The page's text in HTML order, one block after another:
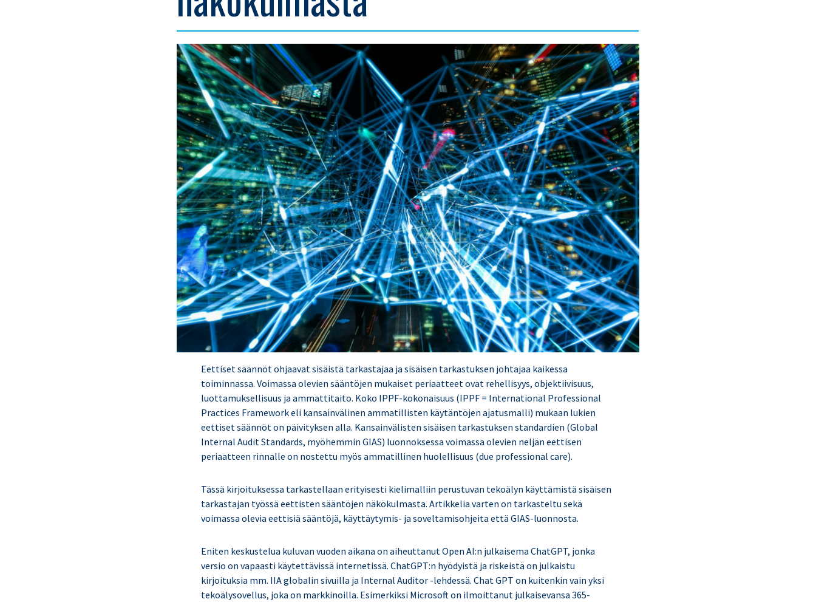
Eettiset säännöt ohjaavat sisäistä tarkastajaa ja sisäisen tarkastuksen johtajaa kaikessa
toiminnassa. Voimassa olevien sääntöjen mukaiset periaatteet ovat rehellisyys, objektiivisuus,
luottamuksellisuus ja ammattitaito. Koko IPPF-kokonaisuus (IPPF = International Professional
Practices Framework eli kansainvälinen ammatillisten käytäntöjen ajatusmalli) mukaan lukien
eettiset säännöt on päivityksen alla. Kansainvälisten sisäisen tarkastuksen standardien (Global
Internal Audit Standards, myöhemmin GIAS) luonnoksessa voimassa olevien neljän eettisen
periaatteen rinnalle on nostettu myös ammatillinen huolellisuus (due professional care).
Tässä kirjoituksessa tarkastellaan erityisesti kielimalliin perustuvan tekoälyn käyttämistä sisäisen
tarkastajan työssä eettisten sääntöjen näkökulmasta. Artikkelia varten on tarkasteltu sekä
voimassa olevia eettisiä sääntöjä, käyttäytymis- ja soveltamisohjeita että GIAS-luonnosta.
Eniten keskustelua kuluvan vuoden aikana on aiheuttanut Open AI:n julkaisema ChatGPT, jonka
versio on vapaasti käytettävissä internetissä. ChatGPT:n hyödyistä ja riskeistä on julkaistu
kirjoituksia mm. IIA globalin sivuilla ja Internal Auditor -lehdessä. Chat GPT on kuitenkin vain yksi
tekoälysovellus, joka on markkinoilla. Esimerkiksi Microsoft on ilmoittanut julkaisevansa 365-